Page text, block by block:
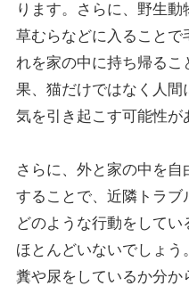
ります。さらに、野生動
草むらなどに入ること
れを家の中に持ち帰る
果、猫だけではなく人
気を引き起こす可能性が
さらに、外と家の中を
することで、近隣トラ
どのような行動をして
ほとんどいないでしょ
糞や尿をしているか分